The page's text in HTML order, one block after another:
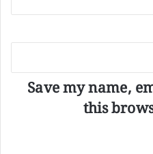
Save my name,
this